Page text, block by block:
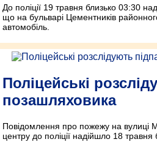
До поліції 19 травня близько 03:30
що на бульварі Цементників
автомобіль.
Поліцейські
позашляховика
Повідомлення про пожежу на вулиці
центру до поліції надійшло 18 травня